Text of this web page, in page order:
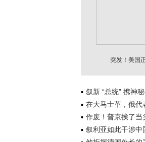
突发！美国
叙新 “总统” 携神
在大马士革，俄代
作废！普京挨了当
叙利亚如此干涉中